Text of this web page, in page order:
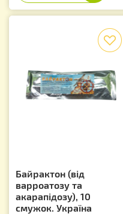
Байрактон (від
варроатозу та
акарапідозу), 10
смужок. Україна